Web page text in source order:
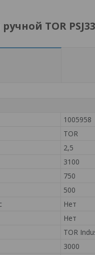
TOR
1005958
TOR
2,5
3100
750
500
Нет
Нет
TOR
3000